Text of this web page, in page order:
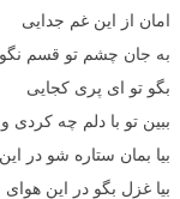
امان از این غم جدایی
به جان چشم تو قسم نگو
بگو تو ای پری کجایی
ببین تو با دلم چه کردی
بیا بمان ستاره شو در
بیا غزل بگو در این